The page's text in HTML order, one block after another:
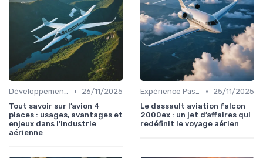
Développement Durable •
26/11/2025
Tout savoir sur l’avion 4
places : usages, avantages et
enjeux dans l’industrie
aérienne
Expérience Passager •
25/11/2025
Le dassault aviation falcon
2000ex : un jet d’affaires qui
redéfinit le voyage aérien